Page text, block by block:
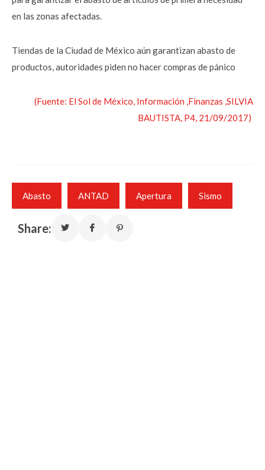
en las zonas afectadas.
Tiendas de la Ciudad de México aún garantizan abasto de
productos, autoridades piden no hacer compras de pánico
(Fuente: El Sol de México, Información ,Finanzas ,SILVIA
BAUTISTA, P4, 21/09/2017)
Abasto ANTAD Apertura Sismo
Share: